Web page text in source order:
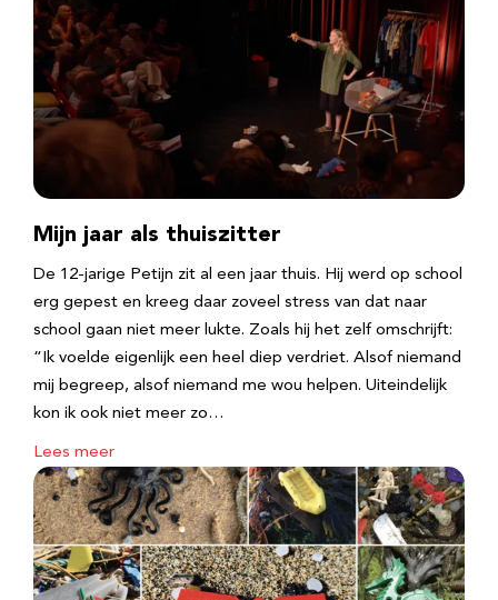
Mijn jaar als thuiszitter
De 12-jarige Petijn zit al een jaar thuis. Hij werd op school
erg gepest en kreeg daar zoveel stress van dat naar
school gaan niet meer lukte. Zoals hij het zelf omschrijft:
“Ik voelde eigenlijk een heel diep verdriet. Alsof niemand
mij begreep, alsof niemand me wou helpen. Uiteindelijk
kon ik ook niet meer zo…
Lees meer